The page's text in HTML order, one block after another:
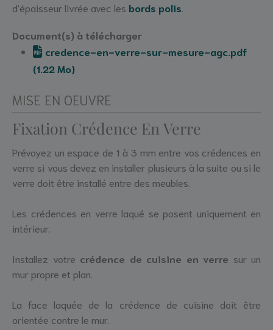
d'épaisseur livrée avec les bords polis
Document(s) à télécharger
credence-en-verre-sur-mesure-agc.pdf
(1.22 Mo)
MISE EN OEUVRE
Fixation Crédence En Verre
Prévoyez un espace de 1 à 3 mm entre vos crédences en
verre si vous devez en installer plusieurs à la suite ou si le
verre doit être installé entre des meubles.
Les crédences en verre laqué se posent uniquement en
intérieur.
Installez votre crédence de cuisine en verre sur un
mur propre et plan.
La face laquée de la crédence de cuisine doit être
orientée contre le mur.